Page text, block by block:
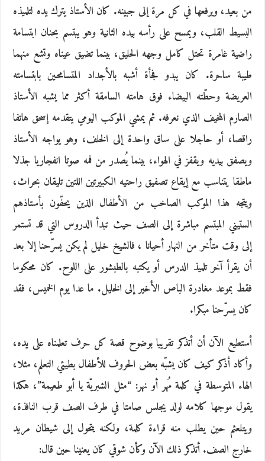
من بعيد، ويرفعها في كل مرة إلى جبينه. كان الأستاذ يترك يده لتلميذه
البسيط القلب، ويمسح على رأسه بيده الثانية وهو يبتسم بحنان ابتسامة
راضية غامرة تحتل كامل وجهه الحليق، بينما تضيق عيناه وتشع منهما
طيبة ساحرة. كان يبدو فجأة أشبه بالأجداد المتسامحين بابتسامته
العريضة وحطّته البيضاء فوق هامته السامقة أكثر مما يشبه الأستاذ
الصارم المخيف الذي نعرفه. ثم يمشي الموكب اليومي يتقدمه إسحق هاتفا
راقصا، أو حاجلا على ساق واحدة إلى الخلف، وهو يواجه الأستاذ
ويصفق بيديه ويقفز في الهواء، بينما يُصدر من فمه صوتا انفجاريا جذلا
ماطقا يتناسب مع إيقاع تصفيق راحتيه الكبيرتين اللتين تليقان بحراث،
ويتجه هذا الموكب الصاخب من الأطفال الذين يحفّون بأستاذهم
الستيني المبتسم مباشرة إلى الصف حيث تبدأ الدروس التي قد تستمر
إلى وقت متأخر من النهار أحيانا ، فالشيخ خليل لم يكن يسرّحنا إلا بعد
أن يقرأ آخر تلميذ الدرس أو يكتبه بالطبشور على اللوح. كان محكوما
فقط بموعد مغادرة الباص الأخير إلى الخليل. ما عدا يوم الخميس، فقد
كان يسرّحنا مبكرا.
أستطيع الآن أن أتذكر تقريبا بوضوح قصة كل حرف تعلمناه على يده،
وأكاد أذكر كيف كان يشبّه بعض الحروف للأطفال بطيئي التعلم، مثلا،
الهاء المتوسطة في كلمة مُهر أو نهر: “مثل الشبريّة يا أبو طعيمة”، هكذا
يقول موجها كلامه لولد يجلس صامتا في طرف الصف قرب النافذة،
ويتلعثم حين يطلب منه قراءة كلمة، ولكنه يتحول إلى شيطان مريد
خارج الصف. أتذكر ذلك الآن وكأن شوقي كان يعنينا حين قال: